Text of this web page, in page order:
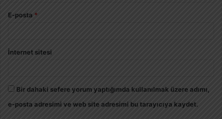
E-posta *
İnternet sitesi
Bir dahaki sefere yorum yaptığımda kullanılmak üzere adımı,
e-posta adresimi ve web site adresimi bu tarayıcıya kaydet.